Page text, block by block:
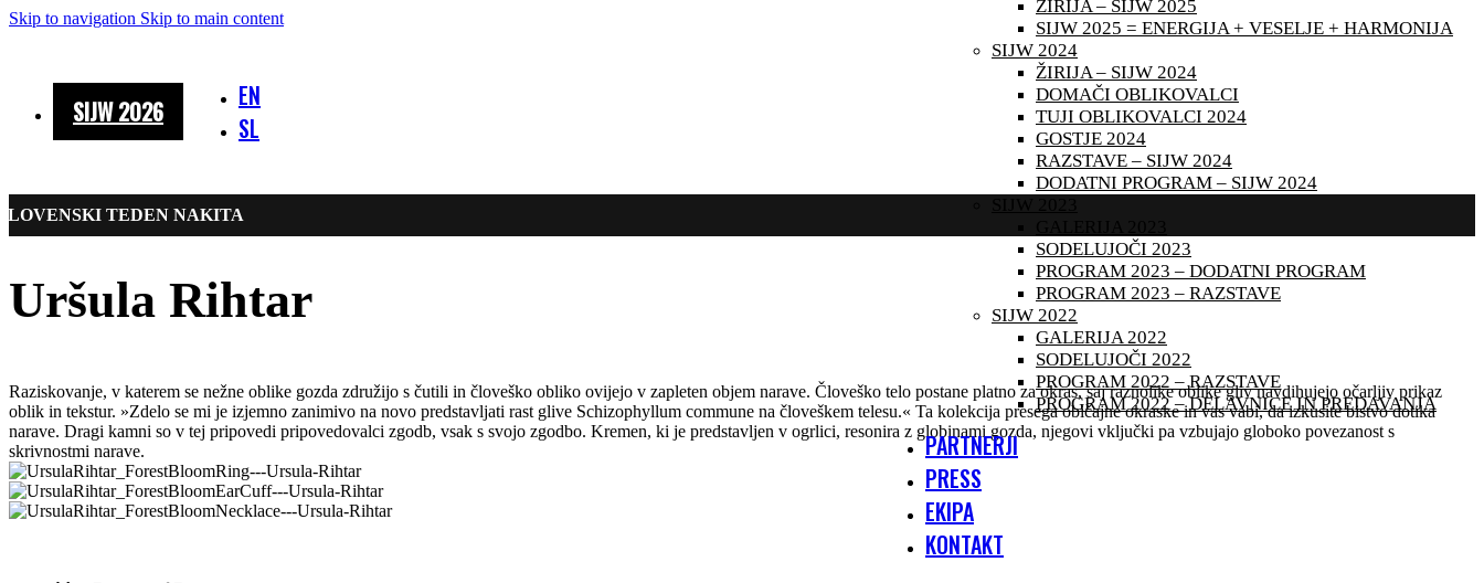
Skip to navigation Skip to main content
SIJW 2026
EN
SL
ŽIRIJA – SIJW 2025
SIJW 2025 = ENERGIJA + VESELJE + HARMONIJA
SIJW 2024
ŽIRIJA – SIJW 2024
DOMAČI OBLIKOVALCI
TUJI OBLIKOVALCI 2024
GOSTJE 2024
RAZSTAVE – SIJW 2024
DODATNI PROGRAM – SIJW 2024
SODELUJOČI 2023
PROGRAM 2023 – DODATNI PROGRAM
PROGRAM 2023 – RAZSTAVE
SIJW 2022
GALERIJA 2022
SODELUJOČI 2022
PROGRAM 2022 – RAZSTAVE
PROGRAM 2022 – DELAVNICE IN PREDAVANJA
PARTNERJI
PRESS
EKIPA
KONTAKT
TEDEN NAKITA
Uršula Rihtar
Raziskovanje, v katerem se nežne oblike gozda združijo s čutili in človeško obliko ovijejo v zapleten objem narave. Človeško telo postane platno za okras, saj raznolike oblike gliv navdihujejo očarljiv prikaz
oblik in tekstur. »Zdelo se mi je izjemno zanimivo na novo predstavljati rast glive Schizophyllum commune na človeškem telesu.« Ta kolekcija presega običajne okraske in vas vabi, da izkusite bistvo dotika
narave. Dragi kamni so v tej pripovedi pripovedovalci zgodb, vsak s svojo zgodbo. Kremen, ki je predstavljen v ogrlici, resonira z globinami gozda, njegovi vključki pa vzbujajo globoko povezanost s
skrivnostmi narave.